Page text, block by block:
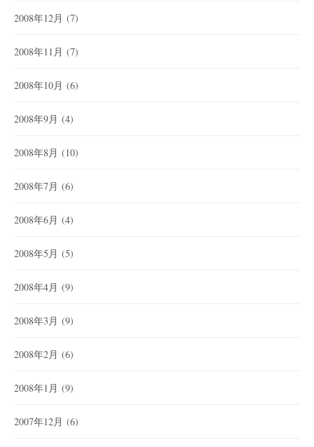
2008年12月 (7)
2008年11月 (7)
2008年10月 (6)
2008年9月 (4)
2008年8月 (10)
2008年7月 (6)
2008年6月 (4)
2008年5月 (5)
2008年4月 (9)
2008年3月 (9)
2008年2月 (6)
2008年1月 (9)
2007年12月 (6)